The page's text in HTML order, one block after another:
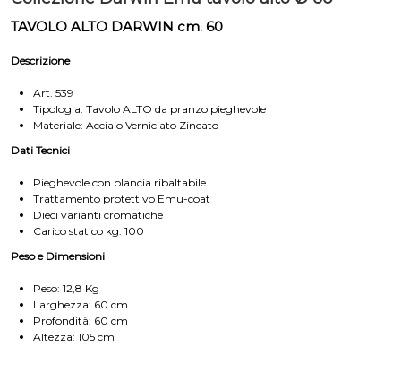
TAVOLO ALTO DARWIN cm. 60
Descrizione
Art. 539
Tipologia: Tavolo ALTO da pranzo pieghevole
Materiale: Acciaio Verniciato Zincato
Dati Tecnici
Pieghevole con plancia ribaltabile
Trattamento protettivo Emu-coat
Dieci varianti cromatiche
Carico statico kg. 100
Peso e Dimensioni
Peso: 12,8 Kg
Larghezza: 60 cm
Profondità: 60 cm
Altezza: 105 cm